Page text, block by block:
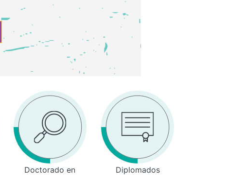
Doctorado en
Diplomados